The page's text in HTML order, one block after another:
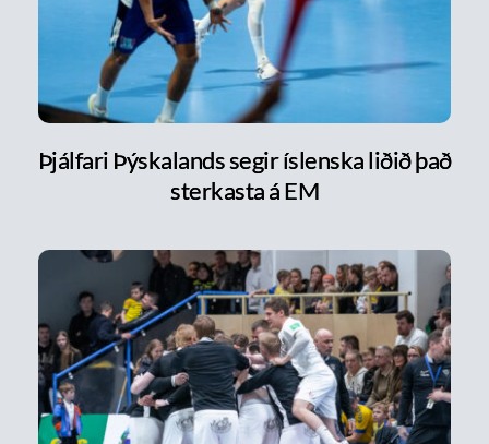
Þjálfari Þýskalands segir íslenska liðið það
sterkasta á EM